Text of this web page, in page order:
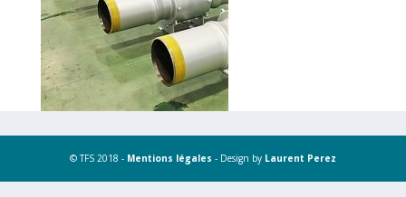
© TFS 2018 - Mentions légales - Design by Laurent Perez